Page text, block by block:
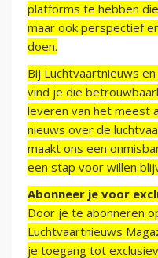
platforms te hebben
maar ook perspectief
doen.
Bij Luchtvaartnieuws
vind je die
leveren van het meest
nieuws over de
maakt ons een
een stap voor willen
Abonneer je voor
Door je te abonneren
Luchtvaartnieuws
je toegang tot